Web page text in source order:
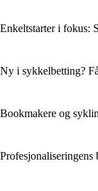
Enkeltstarter i fokus:
Ny i sykkelbetting?
Bookmakere og